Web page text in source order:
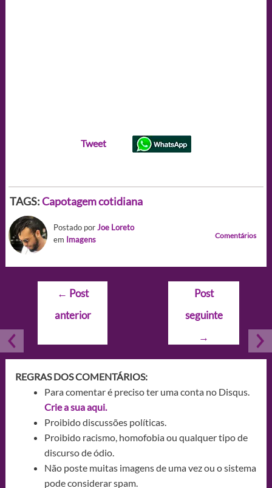
Tweet
TAGS:Capotagem cotidiana
Postado porJoe Loreto
em Imagens Comentários
Navegação
Post
← Post
anterior
Post
seguinte
→
REGRAS DOS COMENTÁRIOS:
Para comentar é preciso ter uma conta no Disqus.
Crie a sua aqui.
Proibido discussões políticas.
Proibido racismo, homofobia ou qualquer tipo de
discurso de ódio.
Não poste muitas imagens de uma vez ou o sistema
pode considerar spam.